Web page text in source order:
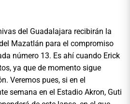
del Guadalajara recibirán la
Mazatlán para el compromiso
número 13. Es ahí cuando Erick
ya que de momento sigue
Veremos pues, si en el
semana en el Estadio Akron, Guti